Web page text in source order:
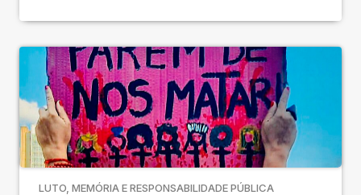
Brasil (MFB). As inscrições poderão ser realizadas até o
LESFEM desenvolve pesquisas, ações de extensão,
produção de […]
LUTO, MEMÓRIA E RESPONSABILIDADE PÚBLICA